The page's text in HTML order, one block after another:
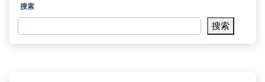
搜索
搜索